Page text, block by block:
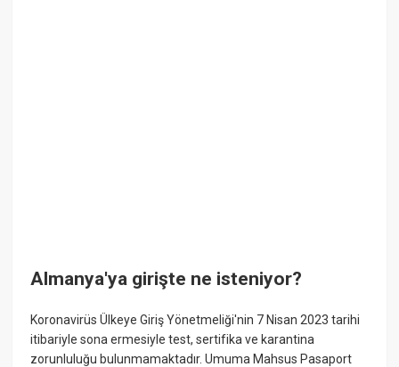
Almanya'ya girişte ne isteniyor?
Koronavirüs Ülkeye Giriş Yönetmeliği'nin 7 Nisan 2023 tarihi
itibariyle sona ermesiyle test, sertifika ve karantina
zorunluluğu bulunmamaktadır. Umuma Mahsus Pasaport